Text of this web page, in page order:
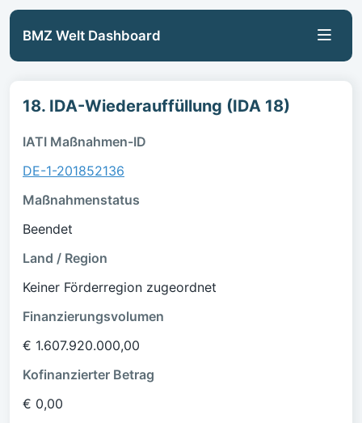
BMZ Welt Dashboard
18. IDA-Wiederauffüllung (IDA 18)
IATI Maßnahmen-ID
DE-1-201852136
Maßnahmenstatus
Beendet
Land / Region
Keiner Förderregion zugeordnet
Finanzierungsvolumen
€ 1.607.920.000,00
Kofinanzierter Betrag
€ 0,00